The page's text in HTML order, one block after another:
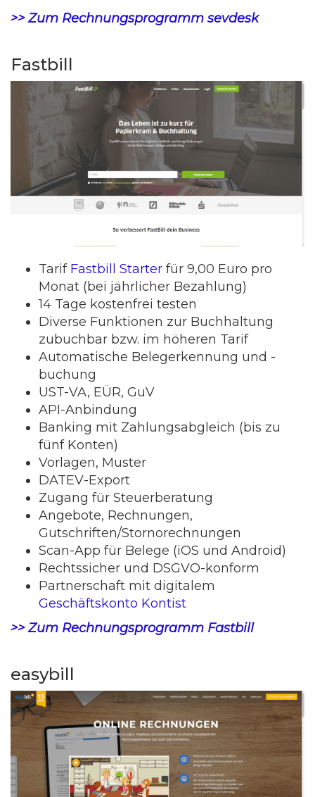
>> Zum Rechnungsprogramm sevdesk
Fastbill
Tarif Fastbill Starter für 9,00 Euro pro
Monat (bei jährlicher Bezahlung)
14 Tage kostenfrei testen
Diverse Funktionen zur Buchhaltung
zubuchbar bzw. im höheren Tarif
Automatische Belegerkennung und -
buchung
UST-VA, EÜR, GuV
API-Anbindung
Banking mit Zahlungsabgleich (bis zu
fünf Konten)
Vorlagen, Muster
DATEV-Export
Zugang für Steuerberatung
Angebote, Rechnungen,
Gutschriften/Stornorechnungen
Scan-App für Belege (iOS und Android)
Rechtssicher und DSGVO-konform
Partnerschaft mit digitalem
Geschäftskonto Kontist
>> Zum Rechnungsprogramm Fastbill
easybill